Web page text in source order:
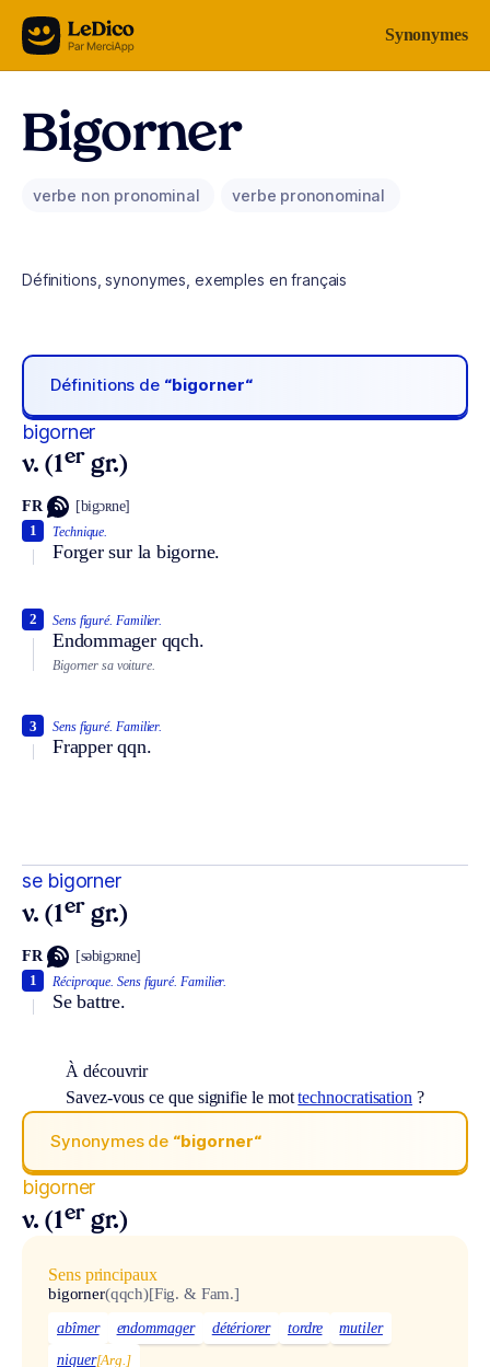
Aller au contenu Synonymes
Bigorner
verbe non pronominal verbe prononominal
Définitions, synonymes, exemples en français
Définitions de “bigorner“
bigorner
v. (1er gr.)
FR [bigɔʀne]
Technique.
Forger sur la bigorne.
1
Sens figuré. Familier.
Endommager qqch.
2
Bigorner sa voiture.
Sens figuré. Familier.
Frapper qqn.
3
se bigorner
v. (1er gr.)
FR [səbigɔʀne]
Réciproque. Sens figuré. Familier.
Se battre.
1
À découvrir
Savez-vous ce que signifie le mottechnocratisation ?
Synonymes de “bigorner“
bigorner
v. (1er gr.)
Sens principaux
bigorner(qqch)[Fig. & Fam.]
abîmer endommager détériorer tordre
mutiler
niquer[Arg.]